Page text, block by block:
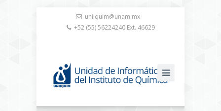
uniiquim@unam.mx
+52 (55) 56224240 Ext. 46629